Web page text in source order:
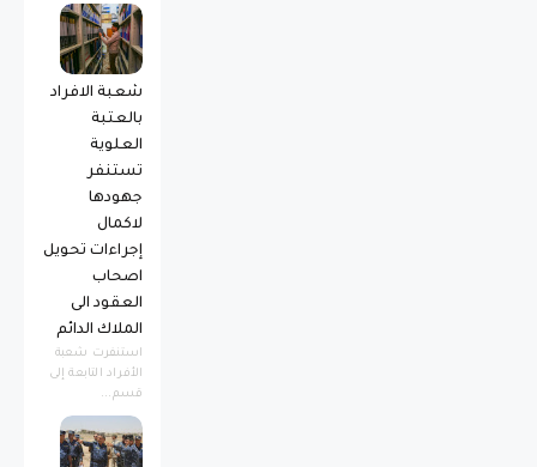
شعبة الافراد
بالعتبة
العلوية
تستنفر
جهودها
لاكمال
إجراءات تحويل
اصحاب
العقود الى
الملاك الدائم
استنفرت شعبة
الأفراد التابعة إلى
قسم...